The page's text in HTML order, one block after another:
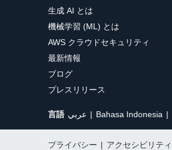
生成 AI とは
機械学習 (ML) とは
AWS クラウドセキュリティ
最新情報
ブログ
プレスリリース
言語 عربي Bahasa Indonesia
プライバシー | アクセシビリティ